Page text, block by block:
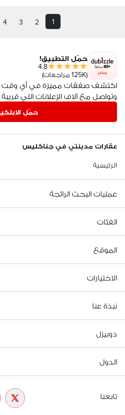
1
2
3
4
مصر
حمّل التطبيق!
4.8
(125K مراجعات)
اكتشف صفقات مميزة في أي وقت
وتواصل مع آلاف الإعلانات اللي
حمّل
عقارات مدينتي في جناكليس
الرئيسية
عمليات البحث الرائجة
الفئات
الموقع
الاختيارات
نبذة عنا
دوبيزل
الدول
تابعنا